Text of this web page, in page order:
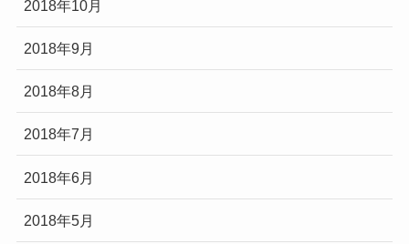
2018年10月
2018年9月
2018年8月
2018年7月
2018年6月
2018年5月